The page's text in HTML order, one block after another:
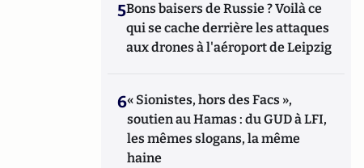
5Bons baisers de Russie ? Voilà ce
qui se cache derrière les attaques
aux drones à l'aéroport de Leipzig
6« Sionistes, hors des Facs »,
soutien au Hamas : du GUD à LFI,
les mêmes slogans, la même
haine